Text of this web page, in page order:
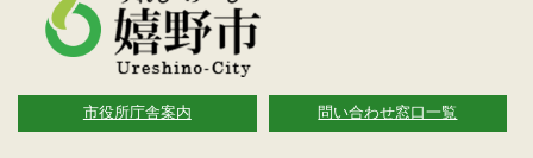
市役所庁舎案内 問い合わせ窓口一覧